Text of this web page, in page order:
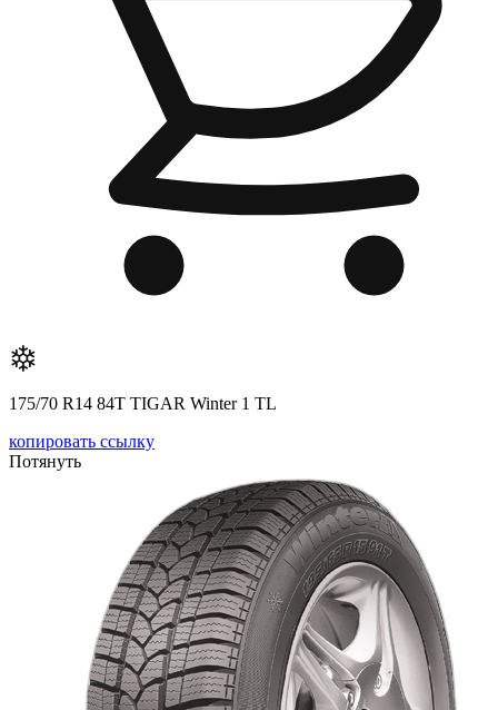
175/70 R14 84T TIGAR Winter 1 TL
копировать ссылку
Потянуть